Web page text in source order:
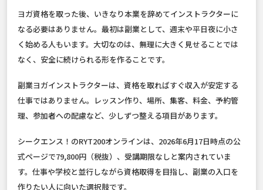
ヨガ資格を取った後、いきなり本業を辞めてインストラクターに
なる必要はありません。最初は副業として、週末や平日夜に小さ
く始める人もいます。大切なのは、無理に大きく見せることでは
なく、安全に続けられる形を作ることです。
副業ヨガインストラクターは、資格を取ればすぐ収入が安定する
仕事ではありません。レッスン作り、場所、集客、料金、予約管
理、参加者への配慮など、少しずつ整える項目があります。
シークエンス！のRYT200オンラインは、2026年6月17日時点の公
式ページで79,800円（税抜）、受講期限なしと案内されていま
す。仕事や学校と並行しながら資格取得を目指し、副業の入口を
作りたい人に向いた選択肢です。